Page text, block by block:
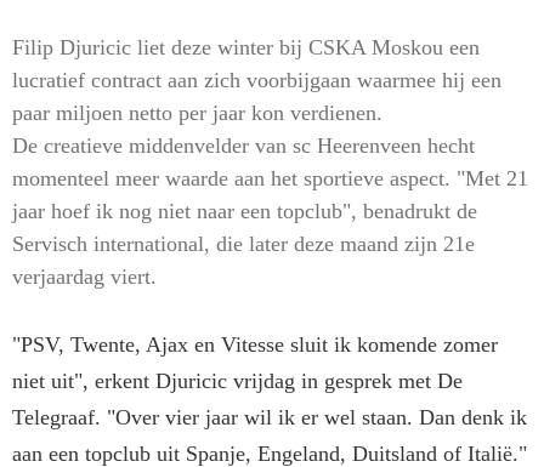
Filip Djuricic liet deze winter bij CSKA Moskou een
lucratief contract aan zich voorbijgaan waarmee hij een
paar miljoen netto per jaar kon verdienen.
De creatieve middenvelder van sc Heerenveen hecht
momenteel meer waarde aan het sportieve aspect. "Met 21
jaar hoef ik nog niet naar een topclub", benadrukt de
Servisch international, die later deze maand zijn 21e
verjaardag viert.
"PSV, Twente, Ajax en Vitesse sluit ik komende zomer
niet uit", erkent Djuricic vrijdag in gesprek met De
Telegraaf. "Over vier jaar wil ik er wel staan. Dan denk ik
aan een topclub uit Spanje, Engeland, Duitsland of Italië."